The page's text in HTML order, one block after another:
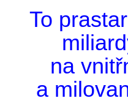
To
na
a